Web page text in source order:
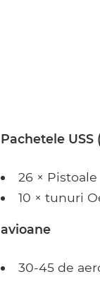
Pachetele USS
26 ×
10 × tunuri
avioane
30-45 de